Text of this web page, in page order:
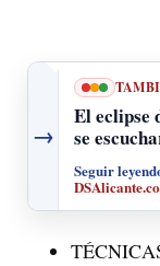
→
El eclipse
se
Seguir